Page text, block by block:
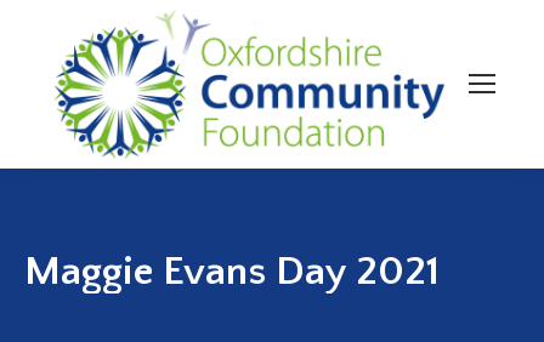
Maggie Evans Day 2021